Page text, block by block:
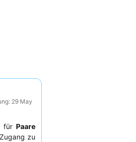
29 May
für Paare
zu